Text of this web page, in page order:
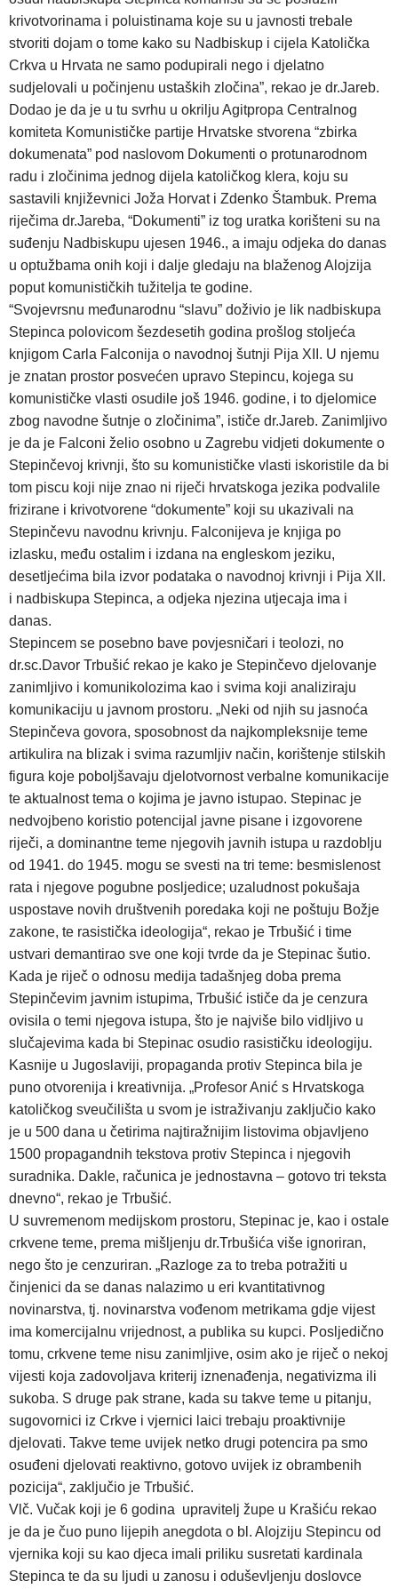
krivotvorinama i poluistinama koje su u javnosti trebale
stvoriti dojam o tome kako su Nadbiskup i cijela Katolička
Crkva u Hrvata ne samo podupirali nego i djelatno
sudjelovali u počinjenu ustaških zločina”, rekao je dr.Jareb.
Dodao je da je u tu svrhu u okrilju Agitpropa Centralnog
komiteta Komunističke partije Hrvatske stvorena “zbirka
dokumenata” pod naslovom Dokumenti o protunarodnom
radu i zločinima jednog dijela katoličkog klera, koju su
sastavili književnici Joža Horvat i Zdenko Štambuk. Prema
riječima dr.Jareba, “Dokumenti” iz tog uratka korišteni su na
suđenju Nadbiskupu ujesen 1946., a imaju odjeka do danas
u optužbama onih koji i dalje gledaju na blaženog Alojzija
poput komunističkih tužitelja te godine.
“Svojevrsnu međunarodnu “slavu” doživio je lik nadbiskupa
Stepinca polovicom šezdesetih godina prošlog stoljeća
knjigom Carla Falconija o navodnoj šutnji Pija XII. U njemu
je znatan prostor posvećen upravo Stepincu, kojega su
komunističke vlasti osudile još 1946. godine, i to djelomice
zbog navodne šutnje o zločinima”, ističe dr.Jareb. Zanimljivo
je da je Falconi želio osobno u Zagrebu vidjeti dokumente o
Stepinčevoj krivnji, što su komunističke vlasti iskoristile da bi
tom piscu koji nije znao ni riječi hrvatskoga jezika podvalile
frizirane i krivotvorene “dokumente” koji su ukazivali na
Stepinčevu navodnu krivnju. Falconijeva je knjiga po
izlasku, među ostalim i izdana na engleskom jeziku,
desetljećima bila izvor podataka o navodnoj krivnji i Pija XII.
i nadbiskupa Stepinca, a odjeka njezina utjecaja ima i
danas.
Stepincem se posebno bave povjesničari i teolozi, no
dr.sc.Davor Trbušić rekao je kako je Stepinčevo djelovanje
zanimljivo i komunikolozima kao i svima koji analiziraju
komunikaciju u javnom prostoru. „Neki od njih su jasnoća
Stepinčeva govora, sposobnost da najkompleksnije teme
artikulira na blizak i svima razumljiv način, korištenje stilskih
figura koje poboljšavaju djelotvornost verbalne komunikacije
te aktualnost tema o kojima je javno istupao. Stepinac je
nedvojbeno koristio potencijal javne pisane i izgovorene
riječi, a dominantne teme njegovih javnih istupa u razdoblju
od 1941. do 1945. mogu se svesti na tri teme: besmislenost
rata i njegove pogubne posljedice; uzaludnost pokušaja
uspostave novih društvenih poredaka koji ne poštuju Božje
zakone, te rasistička ideologija“, rekao je Trbušić i time
ustvari demantirao sve one koji tvrde da je Stepinac šutio.
Kada je riječ o odnosu medija tadašnjeg doba prema
Stepinčevim javnim istupima, Trbušić ističe da je cenzura
ovisila o temi njegova istupa, što je najviše bilo vidljivo u
slučajevima kada bi Stepinac osudio rasističku ideologiju.
Kasnije u Jugoslaviji, propaganda protiv Stepinca bila je
puno otvorenija i kreativnija. „Profesor Anić s Hrvatskoga
katoličkog sveučilišta u svom je istraživanju zaključio kako
je u 500 dana u četirima najtiražnijim listovima objavljeno
1500 propagandnih tekstova protiv Stepinca i njegovih
suradnika. Dakle, računica je jednostavna – gotovo tri teksta
dnevno“, rekao je Trbušić.
U suvremenom medijskom prostoru, Stepinac je, kao i ostale
crkvene teme, prema mišljenju dr.Trbušića više ignoriran,
nego što je cenzuriran. „Razloge za to treba potražiti u
činjenici da se danas nalazimo u eri kvantitativnog
novinarstva, tj. novinarstva vođenom metrikama gdje vijest
ima komercijalnu vrijednost, a publika su kupci. Posljedično
tomu, crkvene teme nisu zanimljive, osim ako je riječ o nekoj
vijesti koja zadovoljava kriterij iznenađenja, negativizma ili
sukoba. S druge pak strane, kada su takve teme u pitanju,
sugovornici iz Crkve i vjernici laici trebaju proaktivnije
djelovati. Takve teme uvijek netko drugi potencira pa smo
osuđeni djelovati reaktivno, gotovo uvijek iz obrambenih
pozicija“, zaključio je Trbušić.
Vlč. Vučak koji je 6 godina upravitelj župe u Krašiću rekao
je da je čuo puno lijepih anegdota o bl. Alojziju Stepincu od
vjernika koji su kao djeca imali priliku susretati kardinala
Stepinca te da su ljudi u zanosu i oduševljenju doslovce